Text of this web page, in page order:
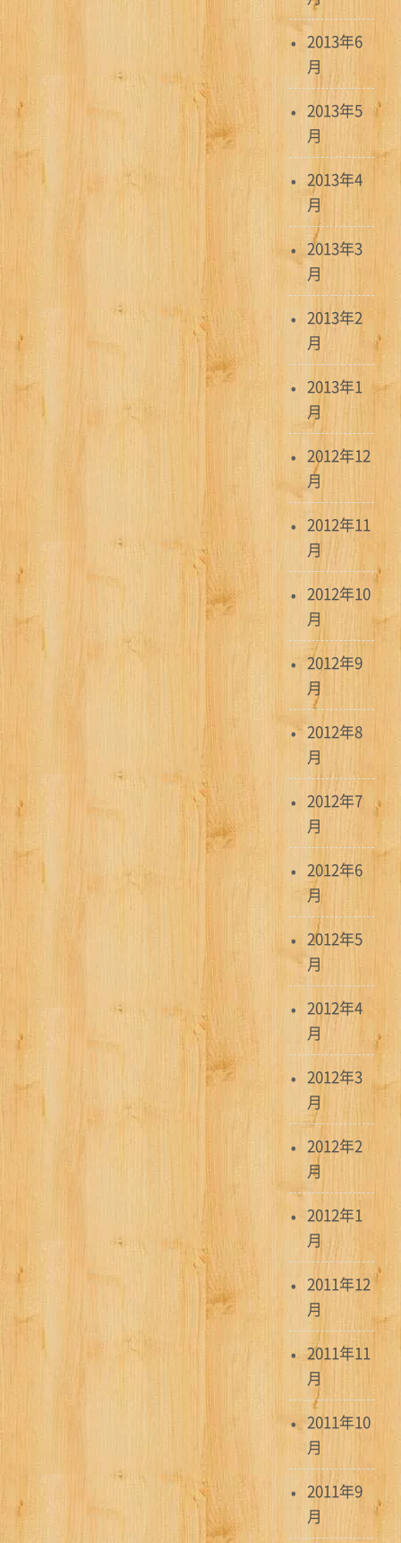
2013年6
月
2013年5
月
2013年4
月
2013年3
月
2013年2
月
2013年1
月
2012年12
月
2012年11
月
2012年10
月
2012年9
月
2012年8
月
2012年7
月
2012年6
月
2012年5
月
2012年4
月
2012年3
月
2012年2
月
2012年1
月
2011年12
月
2011年11
月
2011年10
月
2011年9
月